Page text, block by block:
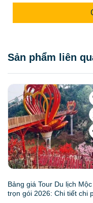
Sản phẩm liên
Bảng giá Tour Du lịch
trọn gói 2026: Chi tiết chi